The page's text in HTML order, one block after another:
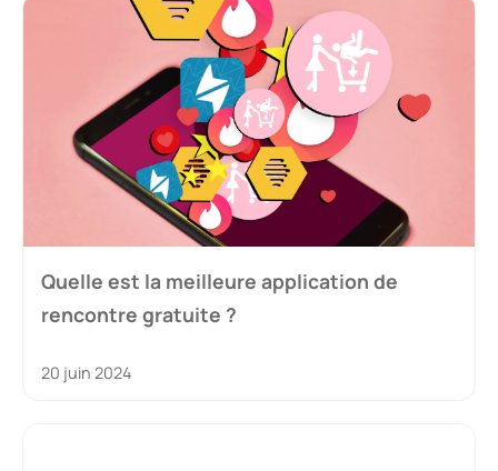
Quelle est la meilleure application de
rencontre gratuite ?
20 juin 2024